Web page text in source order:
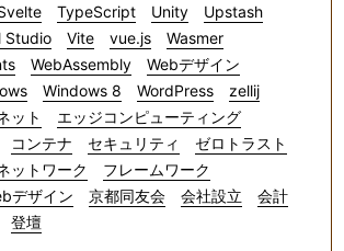
TypeScript Unity
Upstash
Studio Vite vue.js
Wasmer
WebAssembly
Webデザイン
Windows 8 WordPress
zellij
ット
エッジコンピューティング
コンテナ セキュリティ
ゼロトラスト
ットワーク
フレームワーク
デザイン
京都同友会 会社設立
会計
登壇